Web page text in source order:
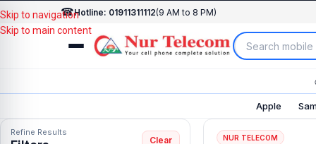
☎Hotline: 01911311112(9 AM to 8 PM)
Apple
Skip to navigation
Skip to main content
Refine Results
Clear NUR TELECOM